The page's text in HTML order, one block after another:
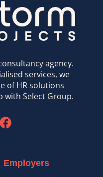
agency.
services, we
of HR solutions
Select Group.
Employers